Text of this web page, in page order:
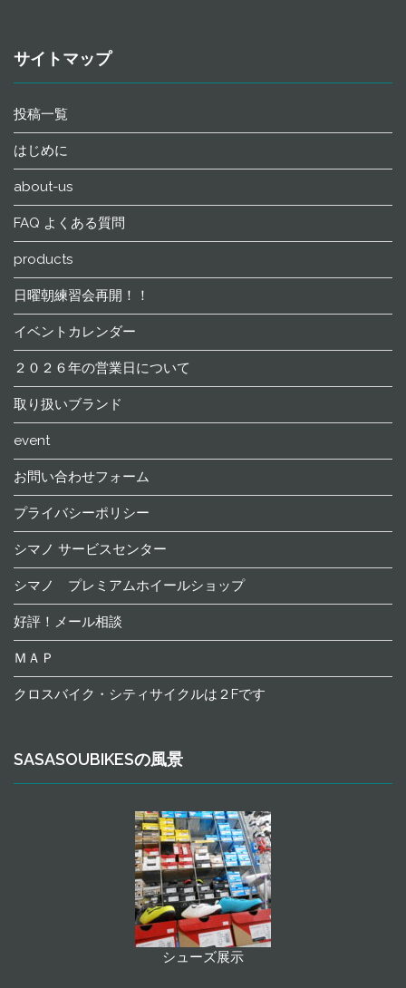
サイトマップ
投稿一覧
はじめに
about-us
FAQ よくある質問
products
日曜朝練習会再開！！
イベントカレンダー
２０２６年の営業日について
取り扱いブランド
event
お問い合わせフォーム
プライバシーポリシー
シマノ サービスセンター
シマノ プレミアムホイールショップ
好評！メール相談
ＭＡＰ
クロスバイク・シティサイクルは２Fです
SASASOUBIKESの風景
シューズ展示